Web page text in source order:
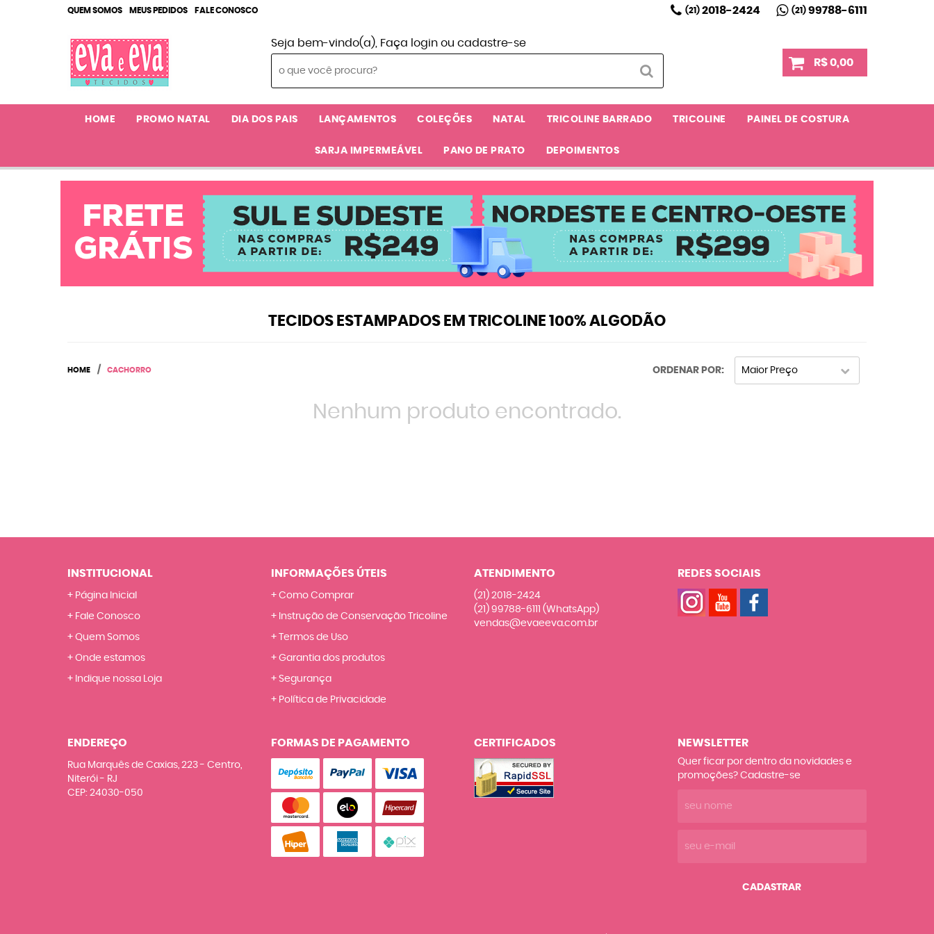
QUEM SOMOS MEUS PEDIDOS FALE CONOSCO (21)2018-2424 (21)99788-6111
Seja bem-vindo(a), Faça login ou cadastre-se
R$ 0,00
HOME PROMO NATAL DIA DOS PAIS LANÇAMENTOS COLEÇÕES NATAL TRICOLINE BARRADO TRICOLINE PAINEL DE COSTURA
SARJA IMPERMEÁVEL PANO DE PRATO DEPOIMENTOS
TECIDOS ESTAMPADOS EM TRICOLINE 100% ALGODÃO
HOME CACHORRO ORDENAR POR Maior Preço
Nenhum produto encontrado.
INSTITUCIONAL
Página Inicial
Fale Conosco
Quem Somos
Onde estamos
Indique nossa Loja
INFORMAÇÕES ÚTEIS
Como Comprar
Instrução de Conservação Tricoline
Termos de Uso
Garantia dos produtos
Segurança
Política de Privacidade
ATENDIMENTO
(21) 2018-2424
(21) 99788-6111 (WhatsApp)
vendas@evaeeva.com.br
REDES SOCIAIS
ENDEREÇO
Rua Marquês de Caxias, 223- Centro,
Niterói- RJ
CEP: 24030-050
FORMAS DE PAGAMENTO CERTIFICADOS NEWSLETTER
Quer ficar por dentro da novidades e
promoções? Cadastre-se
CADASTRAR